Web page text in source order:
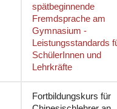
spätbeginnende
Fremdsprache am
Gymnasium -
Leistungsstandards
SchülerInnen und
Lehrkräfte
Fortbildungskurs für